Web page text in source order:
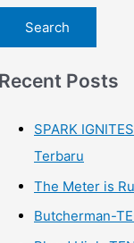
Posts
SPARK
Terbaru
The Meter is
Butcherman-